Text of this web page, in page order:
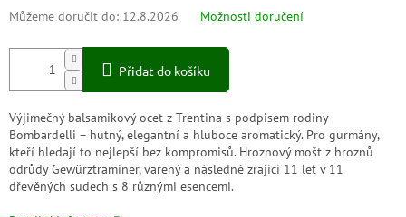
Můžeme doručit do: 12.8.2026 Možnosti doručení
Přidat do košíku
Výjimečný balsamikový ocet z Trentina s podpisem rodiny
Bombardelli – hutný, elegantní a hluboce aromatický. Pro gurmány,
kteří hledají to nejlepší bez kompromisů. Hroznový mošt z hroznů
odrůdy Gewürztraminer, vařený a následně zrající 11 let v 11
dřevěných sudech s 8 různými esencemi.